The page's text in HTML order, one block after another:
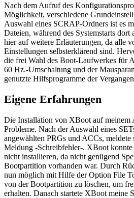
Nach dem Aufruf des
Möglichkeit, verschiedene
Auswahl eines SCRAP-Ordners ist es
Dateien, während des Systemstarts dort
hier auf weitere Erläuterungen, da alle
Einstellungen selbsterklärend sind.
die frei Wahl des Boot-Laufwerkes für
60 Hz.-Umschaltung und der
genutzte Hilfsprogramme der
Eigene Erfahrungen
Die Installation von XBoot auf meinem
Probleme. Nach der Auswahl eines
angewählten PRGs und ACCs,
Meldung -Schreibfehler-. XBoot
nicht installieren, da nicht genügend
Bootpartition vorhanden war. Durch
nun möglich mit Hilfe der Option File
von der Bootpartition zu löschen, um
erhalten. Danach startete XBoot meine